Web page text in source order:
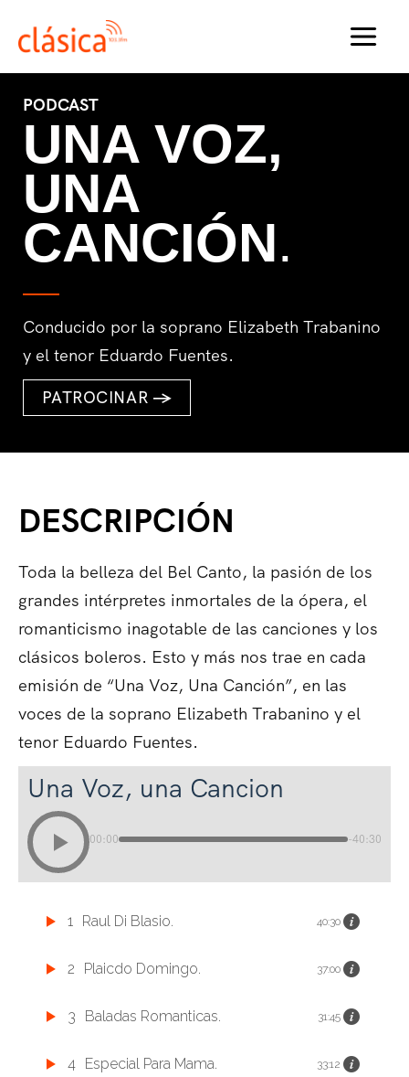
PODCAST
UNA VOZ,
UNA
CANCIÓN.
Conducido por la soprano Elizabeth Trabanino
y el tenor Eduardo Fuentes.
PATROCINAR →
DESCRIPCIÓN
Toda la belleza del Bel Canto, la pasión de los
grandes intérpretes inmortales de la ópera, el
romanticismo inagotable de las canciones y los
clásicos boleros. Esto y más nos trae en cada
emisión de “Una Voz, Una Canción”, en las
voces de la soprano Elizabeth Trabanino y el
tenor Eduardo Fuentes.
Una Voz, una Cancion
00:00 -40:30
1 Raul Di Blasio. 40:30
2 Plaicdo Domingo. 37:00
3 Baladas Romanticas. 31:45
4 Especial Para Mama. 33:12